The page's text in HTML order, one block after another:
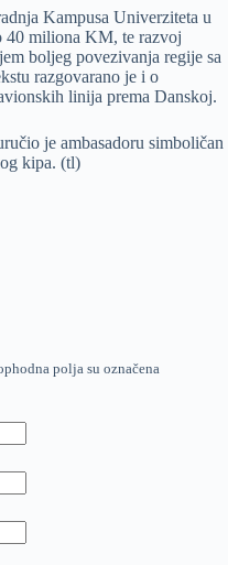
Kampusa Univerziteta u
40 miliona KM, te razvoj
boljeg povezivanja regije sa
razgovarano je i o
linija prema Danskoj.
je ambasadoru simboličan
kipa. (tl)
polja su označena